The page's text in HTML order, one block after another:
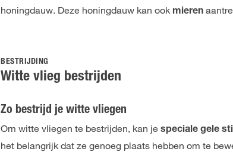
honingdauw. Deze honingdauw kan ook mieren
BESTRIJDING
Witte vlieg bestrijden
Zo bestrijd je witte vliegen
Om witte vliegen te bestrijden, kan jespeciale gele
het belangrijk dat ze genoeg plaats hebben om te